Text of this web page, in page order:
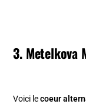
3. Metelkova
Voici lecoeur